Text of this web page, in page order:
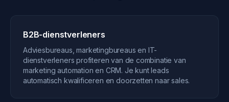
B2B-dienstverleners
Adviesbureaus, marketingbureaus en IT-
dienstverleners profiteren van de combinatie van
marketing automation en CRM. Je kunt leads
automatisch kwalificeren en doorzetten naar sales.